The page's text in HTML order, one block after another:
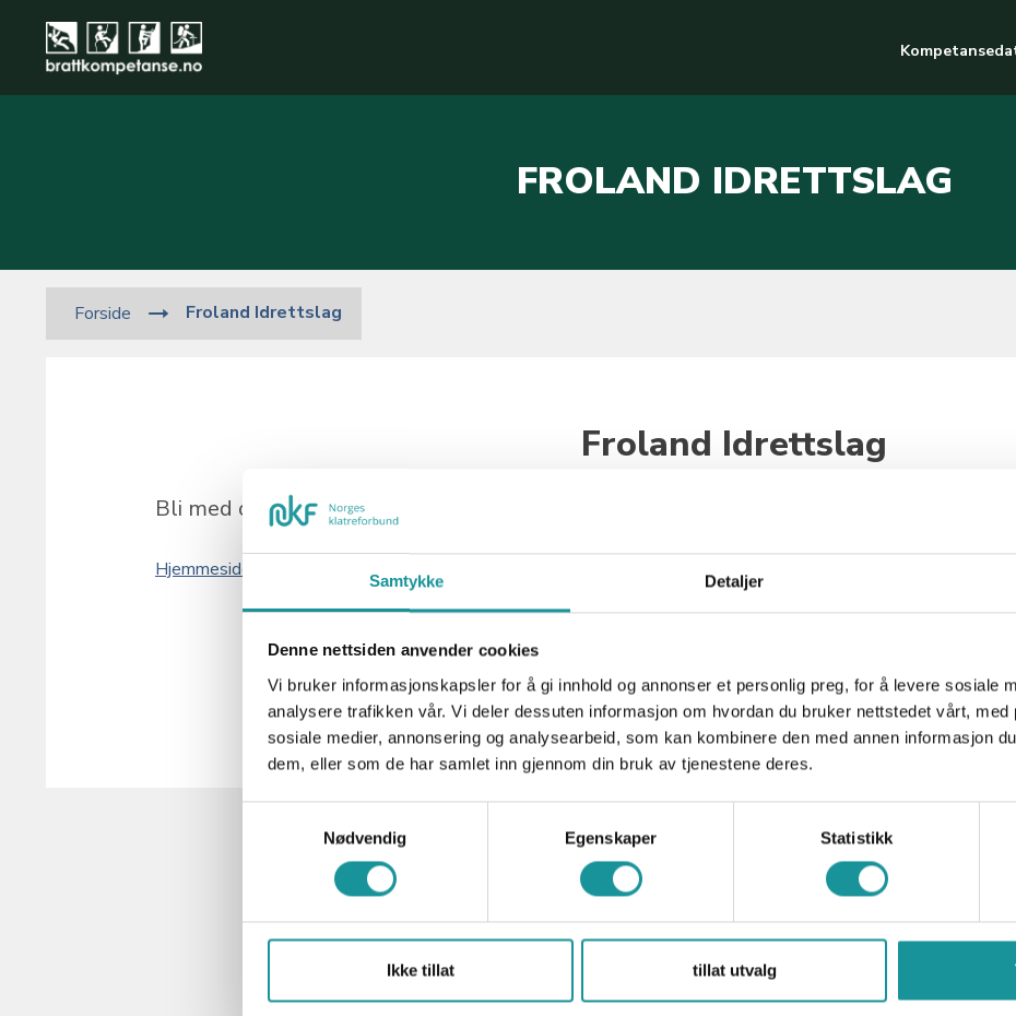
Samtykke Detaljer
Denne nettsiden anvender cookies
Vi bruker informasjonskapsler for å gi innhold og annonser et personlig preg, for å levere sosiale
analysere trafikken vår. Vi deler dessuten informasjon om hvordan du bruker nettstedet vårt, med
sosiale medier, annonsering og analysearbeid, som kan kombinere den med annen informasjon
dem, eller som de har samlet inn gjennom din bruk av tjenestene deres.
Nødvendig
Egenskaper Statistikk
Ikke tillat tillat utvalg
FROLAND IDRETTSLAG
Forside Froland Idrettslag
Froland Idrettslag
Bli med og oppdag gleden ved klatring, utvikle ferdighetene dine og bli en del av et
Hjemmeside
Meld deg inn